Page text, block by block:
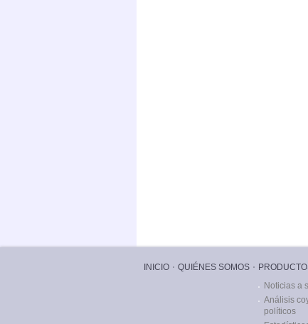
INICIO QUIÉNES SOMOS
Noticias a
Análisis
políticos